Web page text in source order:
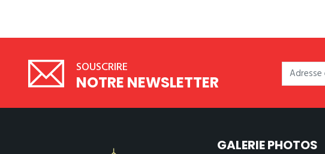
SOUSCRIRE
NOTRE NEWSLETTER
GALERIE PHOTOS